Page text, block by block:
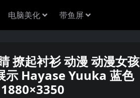
电脑美化 带鱼屏
撩起衬衫 动漫 动漫女孩
示 Hayase Yuuka 蓝色